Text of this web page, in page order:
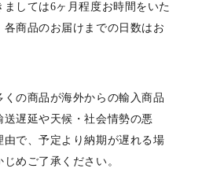
しては6ヶ月程度お時間をいた
商品のお届けまでの日数はお
の商品が海外からの輸入商品
遅延や天候・社会情勢の悪
で、予定より納期が遅れる場
めご了承ください。